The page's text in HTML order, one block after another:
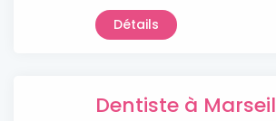
Détails
Dentiste à